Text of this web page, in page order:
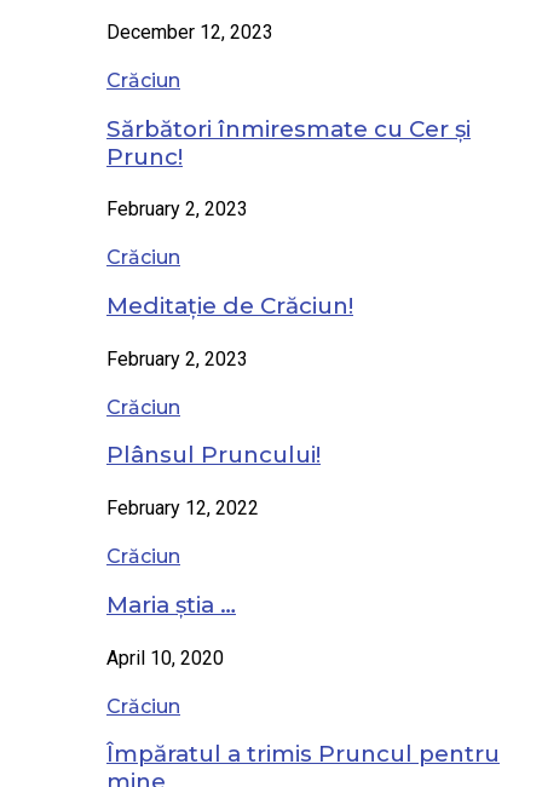
December 12, 2023
Crăciun
Sărbători înmiresmate cu Cer și
Prunc!
February 2, 2023
Crăciun
Meditație de Crăciun!
February 2, 2023
Crăciun
Plânsul Pruncului!
February 12, 2022
Crăciun
Maria știa …
April 10, 2020
Crăciun
Împăratul a trimis Pruncul pentru